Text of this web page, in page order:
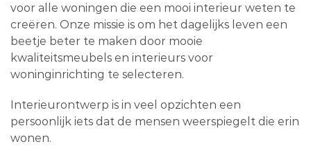
voor alle woningen die een mooi interieur weten te
creëren. Onze missie is om het dagelijks leven een
beetje beter te maken door mooie
kwaliteitsmeubels en interieurs voor
woninginrichting te selecteren.
Interieurontwerp is in veel opzichten een
persoonlijk iets dat de mensen weerspiegelt die erin
wonen.